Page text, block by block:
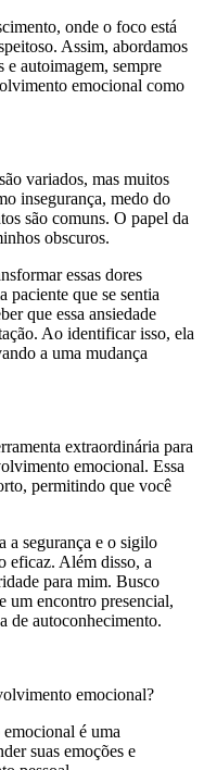
onde o foco está
Assim, abordamos
e autoimagem, sempre
emocional como
variados, mas muitos
insegurança, medo do
são comuns. O papel da
obscuros.
essas dores
paciente que se sentia
que essa ansiedade
Ao identificar isso, ela
a uma mudança
extraordinária para
emocional. Essa
permitindo que você
a segurança e o sigilo
eficaz. Além disso, a
para mim. Busco
um encontro presencial,
de autoconhecimento.
emocional?
é uma
suas emoções e